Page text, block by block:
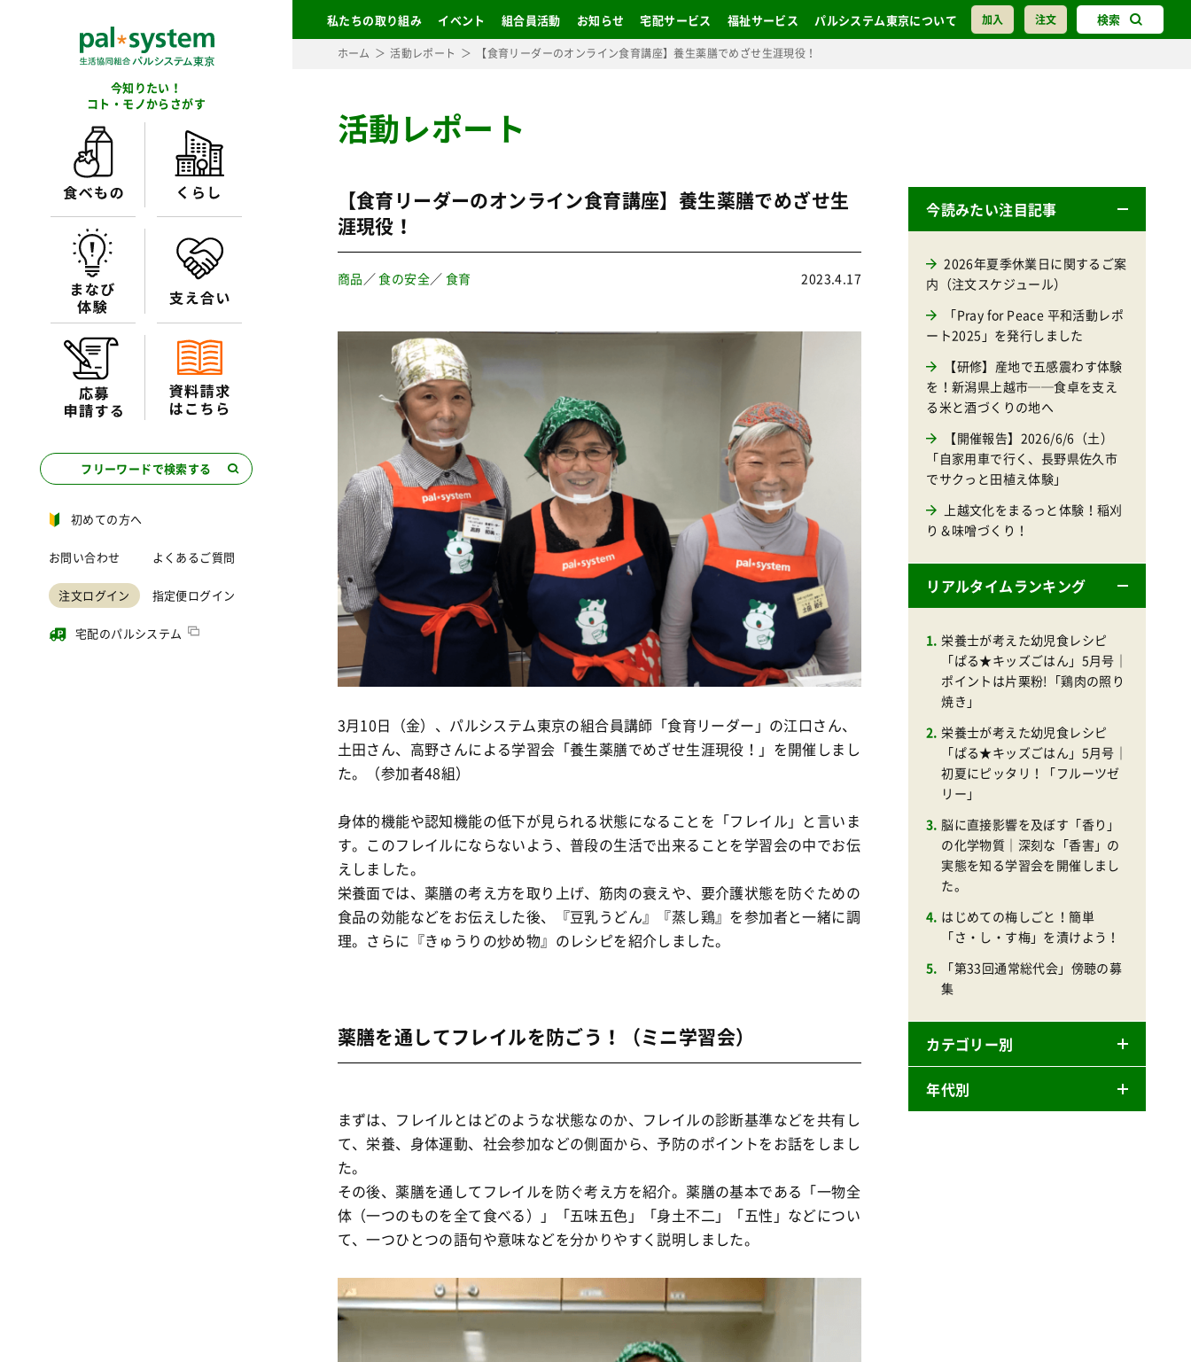
加入 注文 検索
私たちの取り組み イベント 組合員活動 お知らせ 宅配サービス 福祉サービス パルシステム東京について
今知りたい！
コト・モノからさがす
フリーワードで検索する
初めての方へ
お問い合わせ よくあるご質問
注文ログイン 指定便ログイン
宅配のパルシステム
ホーム 活動レポート 【食育リーダーのオンライン食育講座】養生薬膳でめざせ生涯現役！
活動レポート
【食育リーダーのオンライン食育講座】養生薬膳でめざせ生
涯現役！
商品 ／食の安全／ 食育 2023.4.17
3月10日（金）、パルシステム東京の組合員講師「食育リーダー」の江口さん、
土田さん、高野さんによる学習会「養生薬膳でめざせ生涯現役！」を開催しまし
た。（参加者48組）
身体的機能や認知機能の低下が見られる状態になることを「フレイル」と言いま
す。このフレイルにならないよう、普段の生活で出来ることを学習会の中でお伝
えしました。
栄養面では、薬膳の考え方を取り上げ、筋肉の衰えや、要介護状態を防ぐための
食品の効能などをお伝えした後、『豆乳うどん』『蒸し鶏』を参加者と一緒に調
理。さらに『きゅうりの炒め物』のレシピを紹介しました。
薬膳を通してフレイルを防ごう！（ミニ学習会）
まずは、フレイルとはどのような状態なのか、フレイルの診断基準などを共有し
て、栄養、身体運動、社会参加などの側面から、予防のポイントをお話をしまし
た。
その後、薬膳を通してフレイルを防ぐ考え方を紹介。薬膳の基本である「一物全
体（一つのものを全て食べる）」「五味五色」「身土不二」「五性」などについ
て、一つひとつの語句や意味などを分かりやすく説明しました。
今読みたい注目記事
2026年夏季休業日に関するご案
内（注文スケジュール）
「Pray for Peace 平和活動レポ
ート2025」を発行しました
【研修】産地で五感震わす体験
を！新潟県上越市──食卓を支え
る米と酒づくりの地へ
【開催報告】2026/6/6（土）
「自家用車で行く、長野県佐久市
でサクっと田植え体験」
上越文化をまるっと体験！稲刈
り＆味噌づくり！
リアルタイムランキング
栄養士が考えた幼児食レシピ
「ぱる★キッズごはん」5月号｜
ポイントは片栗粉!「鶏肉の照り
焼き」
栄養士が考えた幼児食レシピ
「ぱる★キッズごはん」5月号｜
初夏にピッタリ！「フルーツゼ
リー」
脳に直接影響を及ぼす「香り」
の化学物質｜深刻な「香害」の
実態を知る学習会を開催しまし
た。
はじめての梅しごと！簡単
「さ・し・す梅」を漬けよう！
「第33回通常総代会」傍聴の募
集
カテゴリー別
ニュースリリース
年代別